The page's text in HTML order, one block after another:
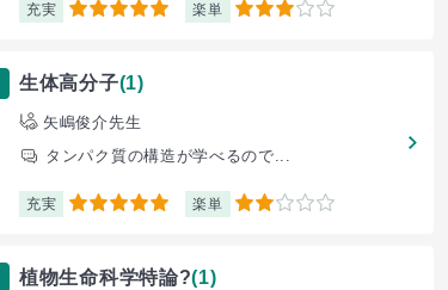
充実 5 楽単 3
生体高分子(1)
矢嶋俊介先生
タンパク質の構造が学べるので...
充実 5 楽単 2
植物生命科学特論?(1)